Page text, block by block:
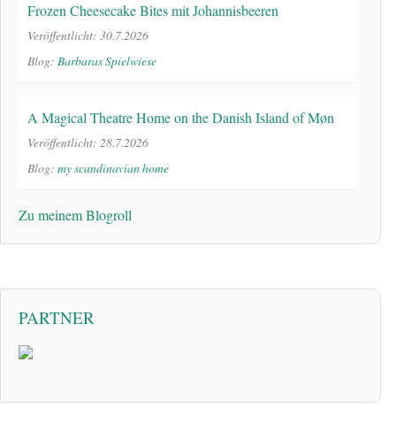
Frozen Cheesecake Bites mit Johannisbeeren
Veröffentlicht: 30.7.2026
Blog: Barbaras Spielwiese
A Magical Theatre Home on the Danish Island of Møn
Veröffentlicht: 28.7.2026
Blog: my scandinavian home
Zu meinem Blogroll
PARTNER